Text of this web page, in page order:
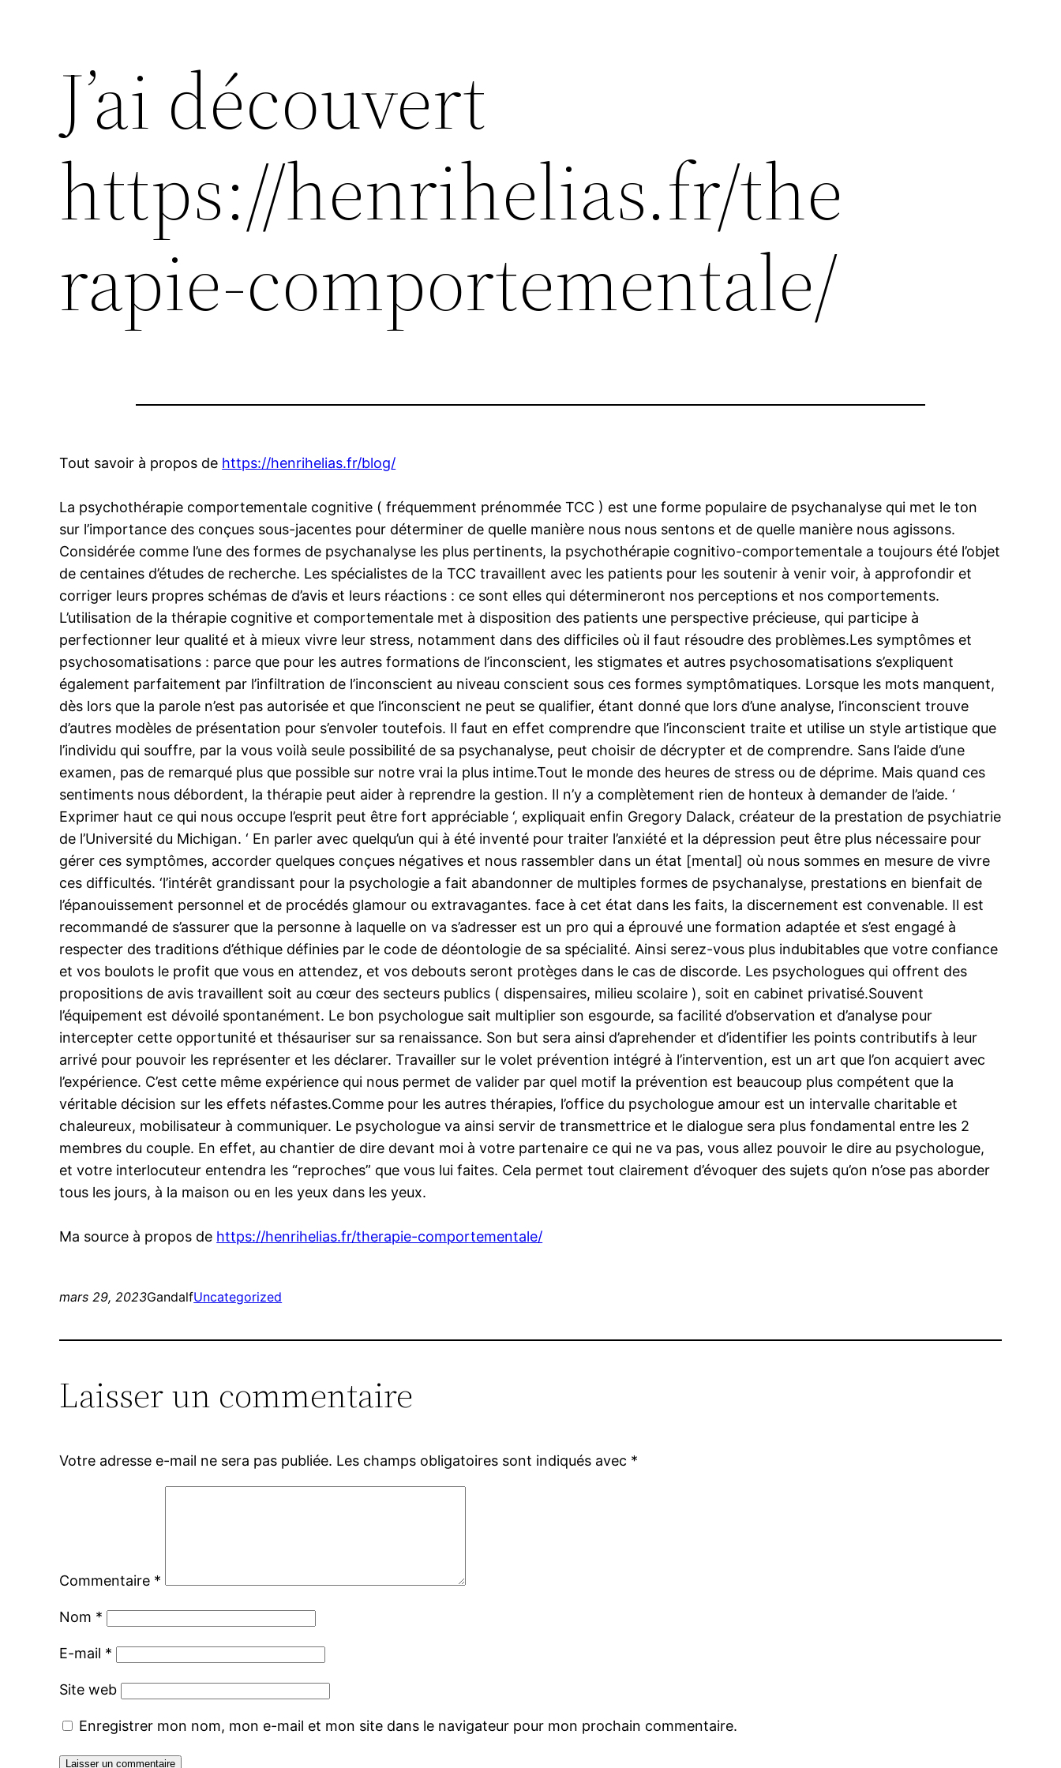
J’ai découvert
https://henrihelias.fr/the
rapie-comportementale/
Tout savoir à propos de https://henrihelias.fr/blog/
La psychothérapie comportementale cognitive ( fréquemment prénommée TCC ) est une forme populaire de psychanalyse qui met le ton
sur l’importance des conçues sous-jacentes pour déterminer de quelle manière nous nous sentons et de quelle manière nous agissons.
Considérée comme l’une des formes de psychanalyse les plus pertinents, la psychothérapie cognitivo-comportementale a toujours été l’objet
de centaines d’études de recherche. Les spécialistes de la TCC travaillent avec les patients pour les soutenir à venir voir, à approfondir et
corriger leurs propres schémas de d’avis et leurs réactions : ce sont elles qui détermineront nos perceptions et nos comportements.
L’utilisation de la thérapie cognitive et comportementale met à disposition des patients une perspective précieuse, qui participe à
perfectionner leur qualité et à mieux vivre leur stress, notamment dans des difficiles où il faut résoudre des problèmes.Les symptômes et
psychosomatisations : parce que pour les autres formations de l’inconscient, les stigmates et autres psychosomatisations s’expliquent
également parfaitement par l’infiltration de l’inconscient au niveau conscient sous ces formes symptômatiques. Lorsque les mots manquent,
dès lors que la parole n’est pas autorisée et que l’inconscient ne peut se qualifier, étant donné que lors d’une analyse, l’inconscient trouve
d’autres modèles de présentation pour s’envoler toutefois. Il faut en effet comprendre que l’inconscient traite et utilise un style artistique que
l’individu qui souffre, par la vous voilà seule possibilité de sa psychanalyse, peut choisir de décrypter et de comprendre. Sans l’aide d’une
examen, pas de remarqué plus que possible sur notre vrai la plus intime.Tout le monde des heures de stress ou de déprime. Mais quand ces
sentiments nous débordent, la thérapie peut aider à reprendre la gestion. Il n’y a complètement rien de honteux à demander de l’aide. ‘
Exprimer haut ce qui nous occupe l’esprit peut être fort appréciable ‘, expliquait enfin Gregory Dalack, créateur de la prestation de psychiatrie
de l’Université du Michigan. ‘ En parler avec quelqu’un qui à été inventé pour traiter l’anxiété et la dépression peut être plus nécessaire pour
gérer ces symptômes, accorder quelques conçues négatives et nous rassembler dans un état [mental] où nous sommes en mesure de vivre
ces difficultés. ‘l’intérêt grandissant pour la psychologie a fait abandonner de multiples formes de psychanalyse, prestations en bienfait de
l’épanouissement personnel et de procédés glamour ou extravagantes. face à cet état dans les faits, la discernement est convenable. Il est
recommandé de s’assurer que la personne à laquelle on va s’adresser est un pro qui a éprouvé une formation adaptée et s’est engagé à
respecter des traditions d’éthique définies par le code de déontologie de sa spécialité. Ainsi serez-vous plus indubitables que votre confiance
et vos boulots le profit que vous en attendez, et vos debouts seront protèges dans le cas de discorde. Les psychologues qui offrent des
propositions de avis travaillent soit au cœur des secteurs publics ( dispensaires, milieu scolaire ), soit en cabinet privatisé.Souvent
l’équipement est dévoilé spontanément. Le bon psychologue sait multiplier son esgourde, sa facilité d’observation et d’analyse pour
intercepter cette opportunité et thésauriser sur sa renaissance. Son but sera ainsi d’aprehender et d’identifier les points contributifs à leur
arrivé pour pouvoir les représenter et les déclarer. Travailler sur le volet prévention intégré à l’intervention, est un art que l’on acquiert avec
l’expérience. C’est cette même expérience qui nous permet de valider par quel motif la prévention est beaucoup plus compétent que la
véritable décision sur les effets néfastes.Comme pour les autres thérapies, l’office du psychologue amour est un intervalle charitable et
chaleureux, mobilisateur à communiquer. Le psychologue va ainsi servir de transmettrice et le dialogue sera plus fondamental entre les 2
membres du couple. En effet, au chantier de dire devant moi à votre partenaire ce qui ne va pas, vous allez pouvoir le dire au psychologue,
et votre interlocuteur entendra les “reproches” que vous lui faites. Cela permet tout clairement d’évoquer des sujets qu’on n’ose pas aborder
tous les jours, à la maison ou en les yeux dans les yeux.
Ma source à propos de https://henrihelias.fr/therapie-comportementale/
mars 29, 2023GandalfUncategorized
Laisser un commentaire
Votre adresse e-mail ne sera pas publiée. Les champs obligatoires sont indiqués avec *
Commentaire *
Nom *
E-mail *
Site web
Enregistrer mon nom, mon e-mail et mon site dans le navigateur pour mon prochain commentaire.